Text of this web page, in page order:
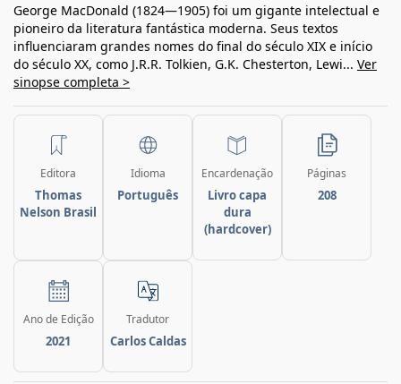
George MacDonald (1824—1905) foi um gigante intelectual e
pioneiro da literatura fantástica moderna. Seus textos
influenciaram grandes nomes do final do século XIX e início
do século XX, como J.R.R. Tolkien, G.K. Chesterton, Lewi... Ver
sinopse completa >
Editora
Thomas
Nelson Brasil
Idioma
Português
Encardenação
Livro capa
dura
(hardcover)
Páginas
208
Ano de Edição
2021
Tradutor
Carlos Caldas